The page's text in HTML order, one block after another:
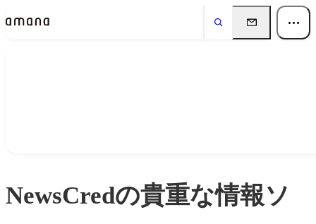
NewsCredの貴重な情報ソ